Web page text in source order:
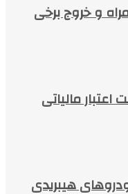
و خروج برخی
مالیاتی
هیبریدی